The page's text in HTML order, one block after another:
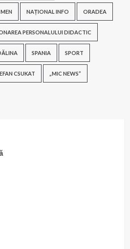
MEN NAȚIONAL INFO ORADEA
PERSONALULUI DIDACTIC
SPANIA SPORT
CSUKAT „MIC NEWS”